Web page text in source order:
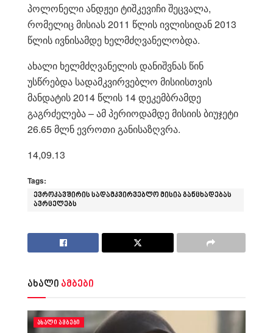
პოლონელი ანდჟეი ტიშკევიჩი შეცვალა,
რომელიც მისიას 2011 წლის ივლისიდან 2013
წლის ივნისამდე ხელმძღვანელობდა.
ახალი ხელმძღვანელის დანიშვნას წინ
უსწრებდა სადამკვირვებლო მისიისთვის
მანდატის 2014 წლის 14 დეკემბრამდე
გაგრძელება – ამ პერიოდამდე მისიის ბიუჯეტი
26.65 მლნ ევროთი განისაზღვრა.
14,09.13
Tags:
ევროკავშირის სადამკვირვებლო მისია განცხადებას
ავრცელებს
ახალი ამბები
ᲐᲮᲐᲚᲘ ᲐᲛᲑᲔᲑᲘ